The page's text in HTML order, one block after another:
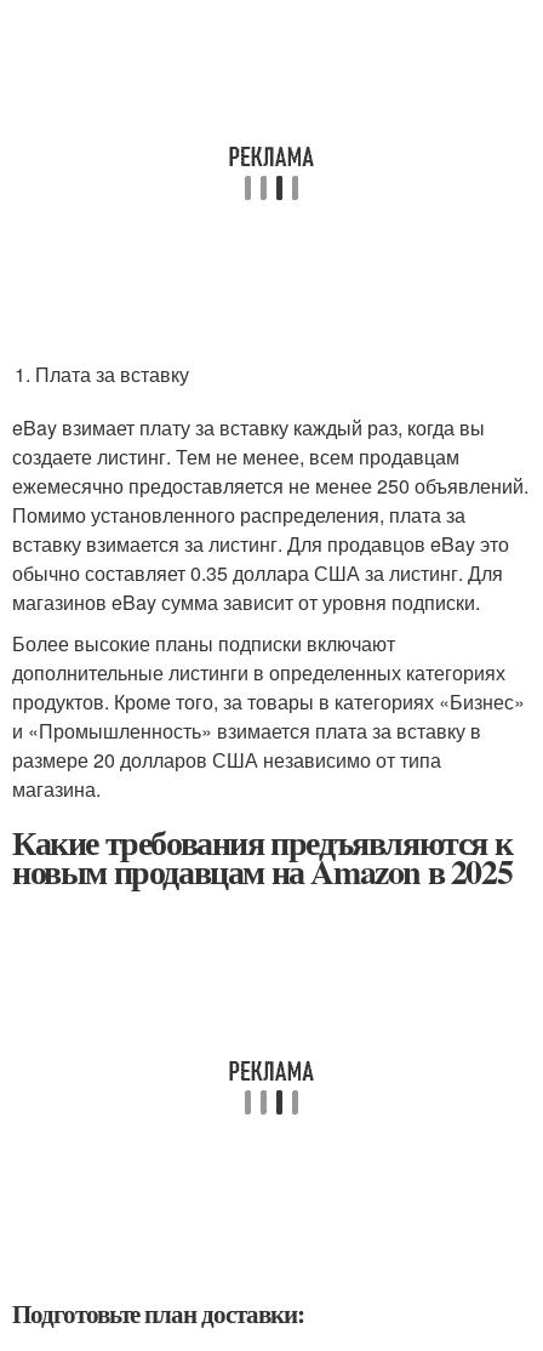
Плата за вставку
eBay взимает плату за вставку каждый раз, когда вы
создаете листинг. Тем не менее, всем продавцам
ежемесячно предоставляется не менее 250 объявлений.
Помимо установленного распределения, плата за
вставку взимается за листинг. Для продавцов eBay это
обычно составляет 0.35 доллара США за листинг. Для
магазинов eBay сумма зависит от уровня подписки.
Более высокие планы подписки включают
дополнительные листинги в определенных категориях
продуктов. Кроме того, за товары в категориях «Бизнес»
и «Промышленность» взимается плата за вставку в
размере 20 долларов США независимо от типа
магазина.
Какие требования предъявляются к
новым продавцам на Amazon в 2025
Подготовьте план доставки: